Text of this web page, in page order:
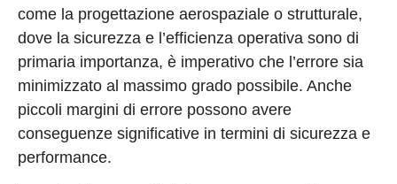
come la progettazione aerospaziale o strutturale,
dove la sicurezza e l’efficienza operativa sono di
primaria importanza, è imperativo che l’errore sia
minimizzato al massimo grado possibile. Anche
piccoli margini di errore possono avere
conseguenze significative in termini di sicurezza e
performance.